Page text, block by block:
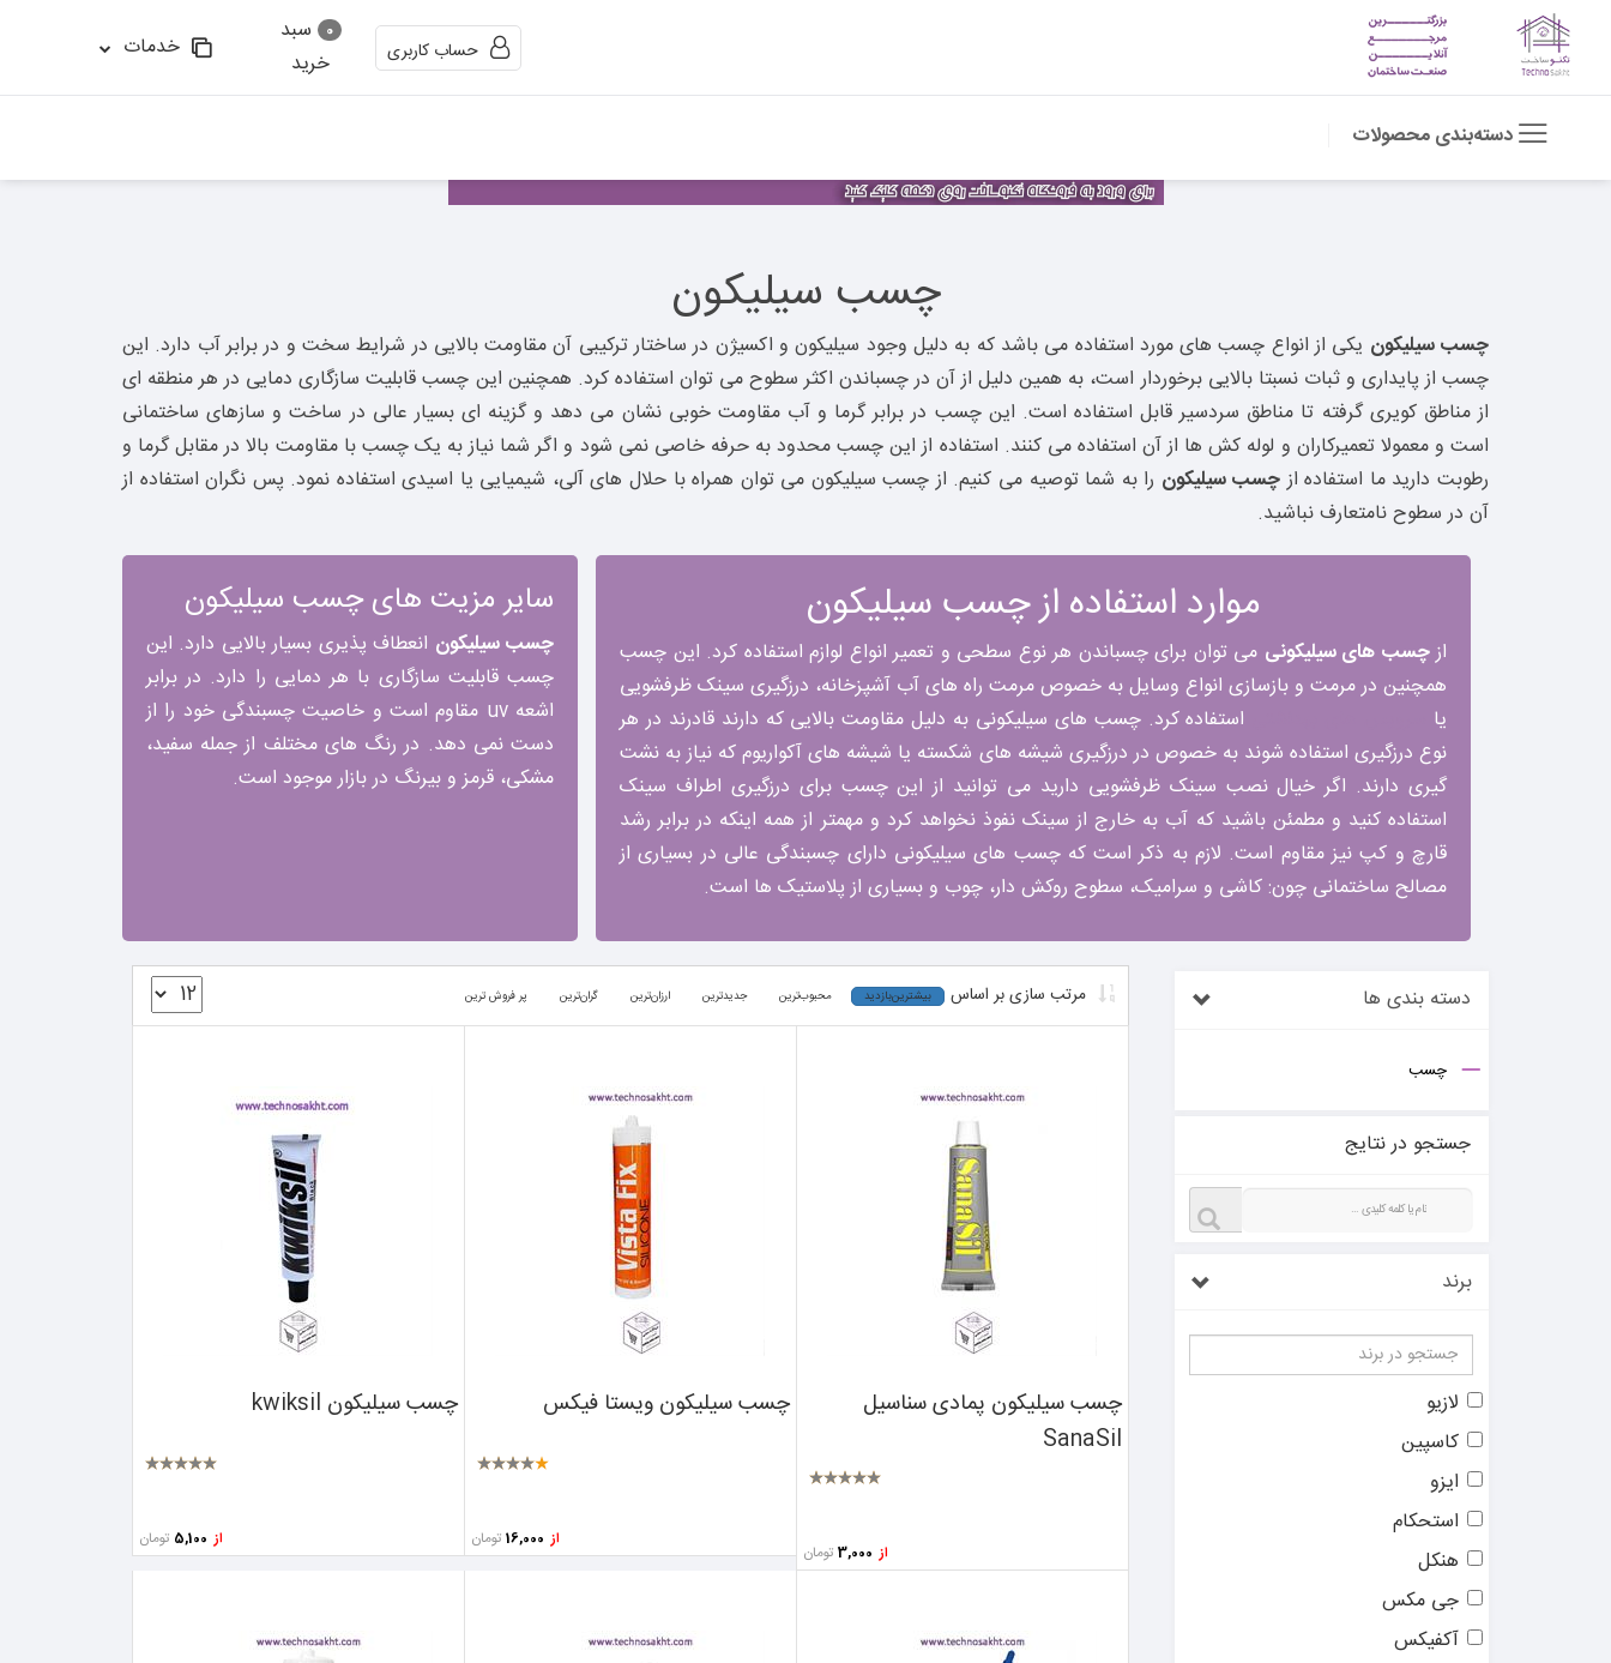
حساب کاربری
0
سبد
خرید
خدمات
دسته‌بندی محصولات
چسب سیلیکون
چسب سیلیکون یکی از انواع چسب های مورد استفاده می باشد که به دلیل وجود سیلیکون و اکسیژن در ساختار ترکیبی آن مقاومت بالایی در شرایط سخت و در برابر آب دارد. این
چسب از پایداری و ثبات نسبتا بالایی برخوردار است، به همین دلیل از آن در چسباندن اکثر سطوح می توان استفاده کرد. همچنین این چسب قابلیت سازگاری دمایی در هر منطقه ای
از مناطق کویری گرفته تا مناطق سردسیر قابل استفاده است. این چسب در برابر گرما و آب مقاومت خوبی نشان می دهد و گزینه ای بسیار عالی در ساخت و سازهای ساختمانی
است و معمولا تعمیرکاران و لوله کش ها از آن استفاده می کنند. استفاده از این چسب محدود به حرفه خاصی نمی شود و اگر شما نیاز به یک چسب با مقاومت بالا در مقابل گرما و
رطوبت دارید ما استفاده ازچسب سیلیکون را به شما توصیه می کنیم. از چسب سیلیکون می توان همراه با حلال های آلی، شیمیایی یا اسیدی استفاده نمود. پس نگران استفاده از
آن در سطوح نامتعارف نباشید.
موارد استفاده از چسب سیلیکون
ازچسب های سیلیکونی می توان برای چسباندن هر نوع سطحی و تعمیر انواع لوازم استفاده کرد. این چسب
همچنین در مرمت و بازسازی انواع وسایل به خصوص مرمت راه های آب آشپزخانه، درزگیری سینک ظرفشویی
یا
استفاده کرد. چسب های سیلیکونی به دلیل مقاومت بالایی که دارند قادرند در هر
نوع درزگیری استفاده شوند به خصوص در درزگیری شیشه های شکسته یا شیشه های آکواریوم که نیاز به نشت
گیری دارند. اگر خیال نصب سینک ظرفشویی دارید می توانید از این چسب برای درزگیری اطراف سینک
استفاده کنید و مطمئن باشید که آب به خارج از سینک نفوذ نخواهد کرد و مهمتر از همه اینکه در برابر رشد
قارچ و کپ نیز مقاوم است. لازم به ذکر است که چسب های سیلیکونی دارای چسبندگی عالی در بسیاری از
مصالح ساختمانی چون: کاشی و سرامیک، سطوح روکش دار، چوب و بسیاری از پلاستیک ها است.
سایر مزیت های چسب سیلیکون
چسب سیلیکون انعطاف پذیری بسیار بالایی دارد. این
چسب قابلیت سازگاری با هر دمایی را دارد. در برابر
اشعه uv مقاوم است و خاصیت چسبندگی خود را از
دست نمی دهد. در رنگ های مختلف از جمله سفید،
مشکی، قرمز و بیرنگ در بازار موجود است.
دسته بندی ها
چسب
جستجو در نتایج
برند
لازیو
کاسپین
ایزو
استحکام
هنکل
جی مکس
آکفیکس
مرتب سازی بر اساس بیشترین‌بازدید محبوب‌ترین جدیدترین ارزان‌ترین گران‌ترین پر فروش ترین
چسب سیلیکون پمادی سناسیل
SanaSil
از تومان
چسب سیلیکون ویستا فیکس
از تومان
چسب سیلیکون kwiksil
از تومان